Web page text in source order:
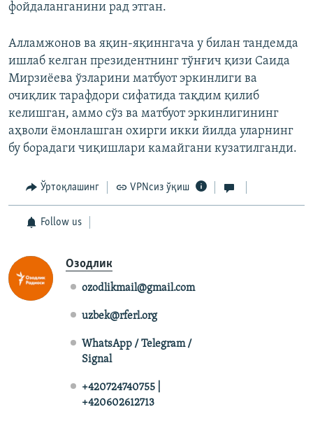
фойдаланганини рад этган.
Алламжонов ва яқин-яқиннгача у билан тандемда
ишлаб келган президентнинг тўнғич қизи Саида
Мирзиёева ўзларини матбуот эркинлиги ва
очиқлик тарафдори сифатида тақдим қилиб
келишган, аммо сўз ва матбуот эркинлигининг
аҳволи ёмонлашган охирги икки йилда уларнинг
бу борадаги чиқишлари камайгани кузатилганди.
Ўртоқлашинг VPNсиз ўқиш
Follow us
Озодлик
ozodlikmail@gmail.com
uzbek@rferl.org
WhatsApp / Telegram /
Signal
+420724740755 |
+420602612713